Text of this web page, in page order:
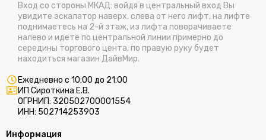
Вход со стороны МКАД: войдя в центральный вход Вы
увидите эскалатор наверх, слева от него лифт, на лифте
поднимаетесь на 2-й этаж, из лифта поворачиваете
налево и идете по центральной линии примерно до
середины торгового цента, по правую руку будет
находиться магазин ДайвМир.
Ежедневно с 10:00 до 21:00
ИП Сироткина Е.В.
ОГРНИП: 320502700001554
ИНН: 502714253903
Информация